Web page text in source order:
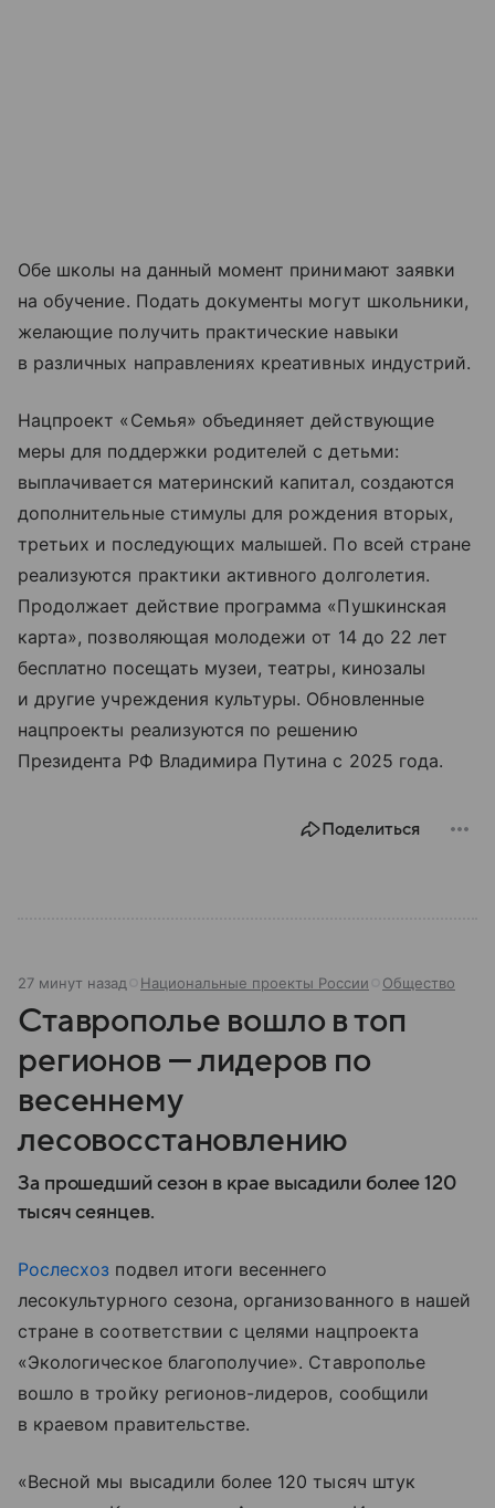
Обе школы на данный момент принимают заявки
на обучение. Подать документы могут школьники,
желающие получить практические навыки
в различных направлениях креативных индустрий.
Нацпроект «Семья» объединяет действующие
меры для поддержки родителей с детьми:
выплачивается материнский капитал, создаются
дополнительные стимулы для рождения вторых,
третьих и последующих малышей. По всей стране
реализуются практики активного долголетия.
Продолжает действие программа «Пушкинская
карта», позволяющая молодежи от 14 до 22 лет
бесплатно посещать музеи, театры, кинозалы
и другие учреждения культуры. Обновленные
нацпроекты реализуются по решению
Президента РФ Владимира Путина с 2025 года.
Поделиться
27 минут назад Национальные проекты России Общество
Ставрополье вошло в топ
регионов — лидеров по
весеннему
лесовосстановлению
За прошедший сезон в крае высадили более 120
тысяч сеянцев.
Рослесхоз подвел итоги весеннего
лесокультурного сезона, организованного в нашей
стране в соответствии с целями нацпроекта
«Экологическое благополучие». Ставрополье
вошло в тройку регионов-лидеров, сообщили
в краевом правительстве.
«Весной мы высадили более 120 тысяч штук